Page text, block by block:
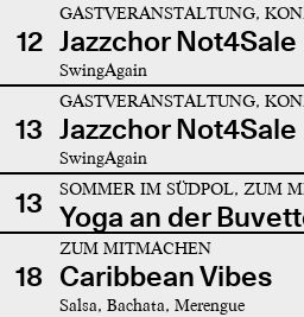
12
GASTVERANSTALTUNG,
Jazzchor Not4Sale
SwingAgain
13
GASTVERANSTALTUNG,
Jazzchor Not4Sale
SwingAgain
13 SOMMER IM SÜDPOL, ZUM
Yoga an der
18
ZUM MITMACHEN
Caribbean Vibes
Salsa, Bachata, Merengue